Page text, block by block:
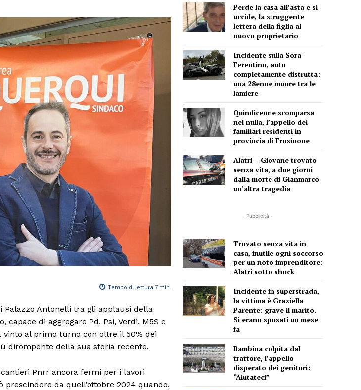
Tempo di lettura 7 min.
Palazzo Antonelli tra gli applausi della
di aggregare Pd, Psi, Verdi, M5S e
vinto al primo turno con oltre il 50% dei
dirompente della sua storia recente.
Pnrr ancora fermi per i lavori
da quell’ottobre 2024 quando,
Perde la casa all’asta e si
uccide, la struggente
lettera della figlia al
nuovo proprietario
Incidente sulla Sora-
Ferentino, auto
completamente distrutta:
una 28enne muore tra le
lamiere
Quindicenne scomparsa
nel nulla, l’appello dei
familiari residenti in
provincia di Frosinone
Alatri – Giovane trovato
senza vita, a due giorni
dalla morte di Gianmarco
un’altra tragedia
- Pubblicità -
Trovato senza vita in
casa, inutile ogni soccorso
per un noto imprenditore:
Alatri sotto shock
Incidente in superstrada,
la vittima è Graziella
Parente: grave il marito.
Si erano sposati un mese
fa
Bambina colpita dal
trattore, l’appello
disperato dei genitori:
“Aiutateci”